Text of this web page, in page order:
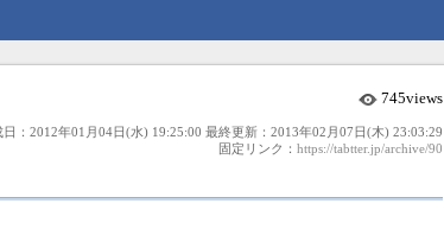
745views
日：2012年01月04日(水) 19:25:00 最終更新：2013年02月07日(木) 23:03:29
固定リンク： https://tabtter.jp/archive/90